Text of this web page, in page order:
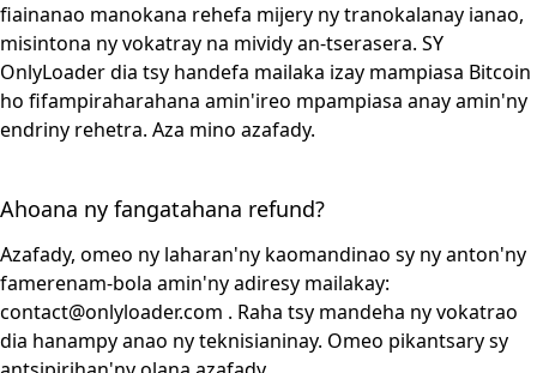
fiainanao manokana rehefa mijery ny tranokalanay ianao,
misintona ny vokatray na mividy an-tserasera. SY
OnlyLoader dia tsy handefa mailaka izay mampiasa Bitcoin
ho fifampiraharahana amin'ireo mpampiasa anay amin'ny
endriny rehetra. Aza mino azafady.
Ahoana ny fangatahana refund?
Azafady, omeo ny laharan'ny kaomandinao sy ny anton'ny
famerenam-bola amin'ny adiresy mailakay:
contact@onlyloader.com . Raha tsy mandeha ny vokatrao
dia hanampy anao ny teknisianinay. Omeo pikantsary sy